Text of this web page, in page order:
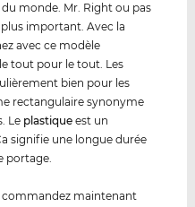
monde. Mr. Right ou pas
important. Avec la
avec ce modèle
tout pour le tout. Les
bien pour les
rectangulaire synonyme
Le plastique est un
signifie une longue durée
portage.
commandez maintenant